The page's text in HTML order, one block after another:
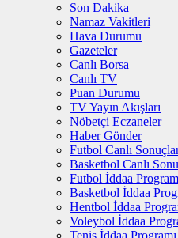
Son Dakika
Namaz Vakitleri
Hava Durumu
Gazeteler
Canlı Borsa
Canlı TV
Puan Durumu
TV Yayın Akışları
Nöbetçi Eczaneler
Haber Gönder
Futbol Canlı
Basketbol Canlı
Futbol İddaa
Basketbol İddaa
Hentbol İddaa
Voleybol İddaa
Tenis İddaa Programı